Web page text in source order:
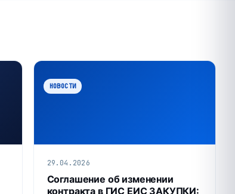
НОВОСТИ
29.04.2026
Соглашение об изменении
контракта в ГИС ЕИС ЗАКУПКИ: